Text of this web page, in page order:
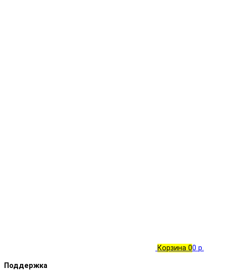
Корзина 00 р.
Поддержка